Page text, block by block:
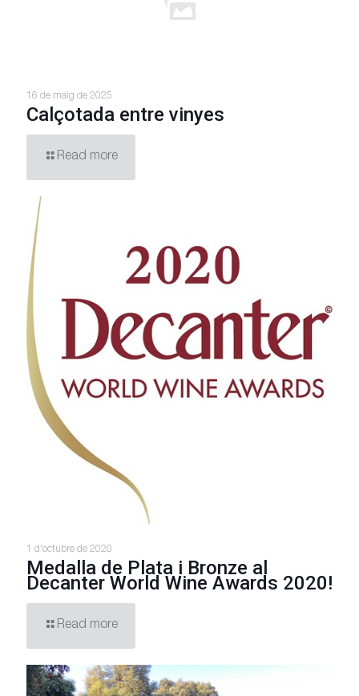
16 de maig de 2025
Calçotada entre vinyes
Read more
1 d'octubre de 2020
Medalla de Plata i Bronze al
Decanter World Wine Awards 2020!
Read more